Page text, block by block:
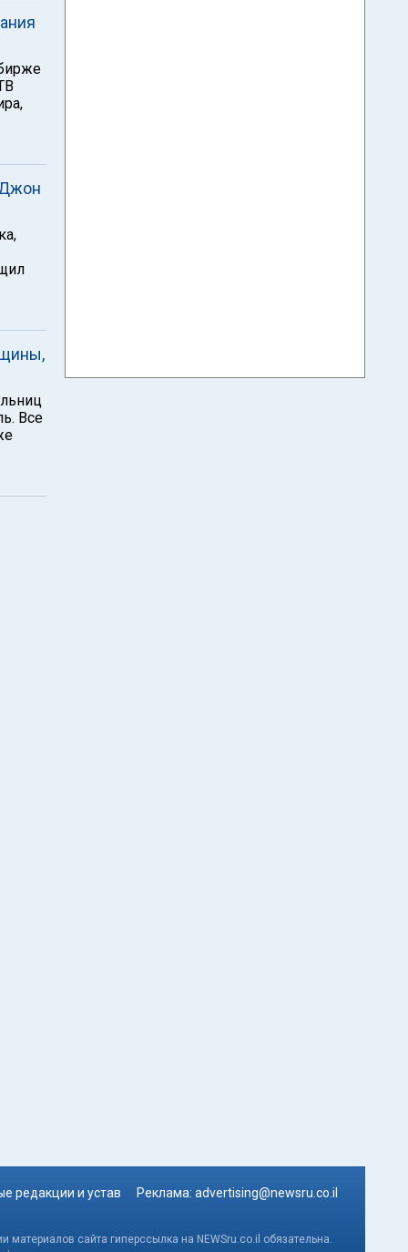
Все
редакции и устав Реклама: advertising@newsru.co.il
сайта гиперссылка на NEWSru.co.il обязательна.